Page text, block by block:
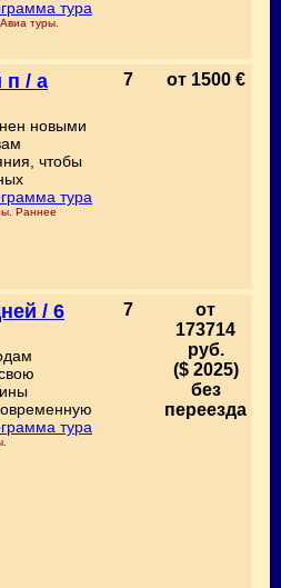
туры.
п / а
новыми
чтобы
Раннее
7 от 1500 €
/ 6
7
от
173714
руб.
($ 2025)
без
переезда